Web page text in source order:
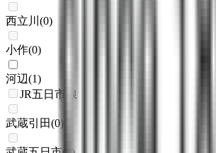
西立川 (0)
小作(0)
河辺(1)
JR五日市線
武蔵引田(0)